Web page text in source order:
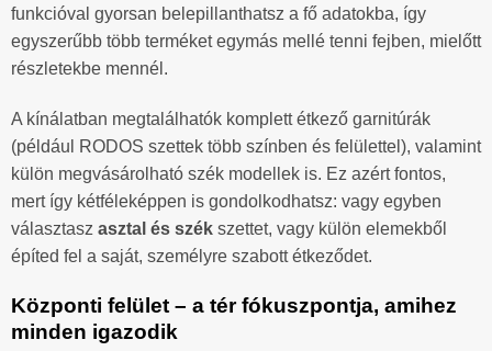
funkcióval gyorsan belepillanthatsz a fő adatokba, így
egyszerűbb több terméket egymás mellé tenni fejben, mielőtt
részletekbe mennél.
A kínálatban megtalálhatók komplett étkező garnitúrák
(például RODOS szettek több színben és felülettel), valamint
külön megvásárolható szék modellek is. Ez azért fontos,
mert így kétféleképpen is gondolkodhatsz: vagy egyben
választasz asztal és szék szettet, vagy külön elemekből
építed fel a saját, személyre szabott étkeződet.
Központi felület – a tér fókuszpontja, amihez
minden igazodik